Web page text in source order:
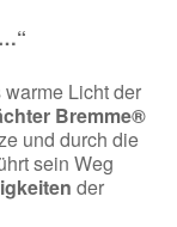
Licht der
Bremme®
und durch die
sein Weg
der